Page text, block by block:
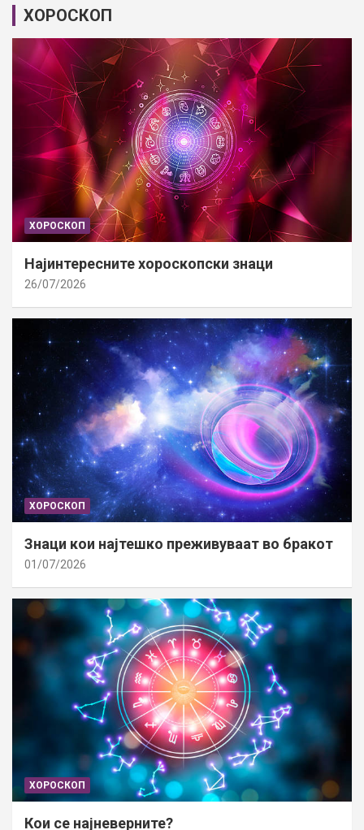
ХОРОСКОП
ХОРОСКОП
Најинтересните хороскопски знаци
26/07/2026
ХОРОСКОП
Знаци кои најтешко преживуваат во бракот
01/07/2026
ХОРОСКОП
Кои се најневерните?